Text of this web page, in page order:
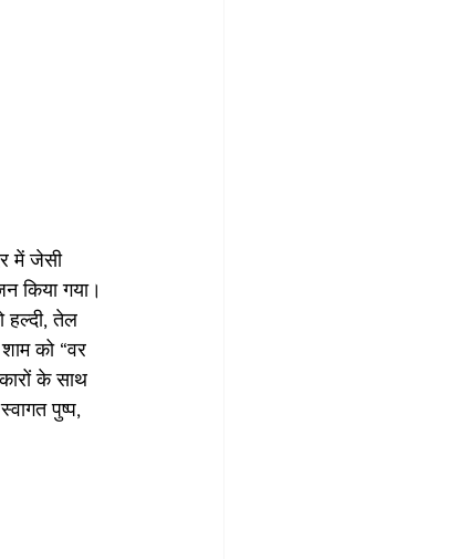
किया गया।
हल्दी, तेल
को “वर
के साथ
पुष्प,